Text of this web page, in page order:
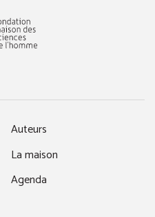
Auteurs
La maison
Agenda